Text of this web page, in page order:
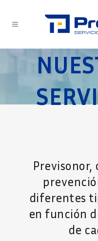
Previsonor,
diferentes
en función
de